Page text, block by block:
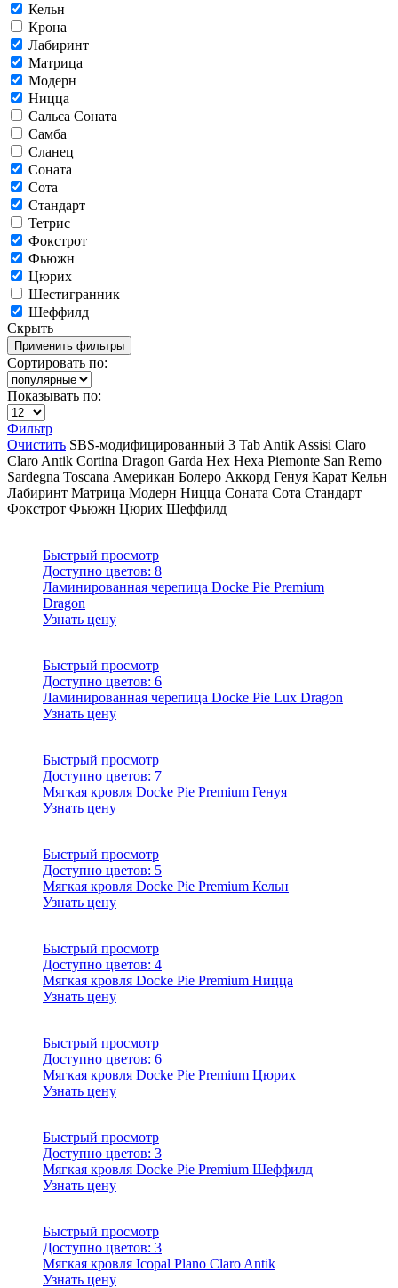
Кельн
Крона
Лабиринт
Матрица
Модерн
Ницца
Сальса Соната
Самба
Сланец
Соната
Сота
Стандарт
Тетрис
Фокстрот
Фьюжн
Цюрих
Шестигранник
Шеффилд
Скрыть
Сортировать по:
Показывать по:
Фильтр
Очистить SBS-модифицированный 3 Tab Antik Assisi Claro
Claro Antik Cortina Dragon Garda Hex Hexa Piemonte San Remo
Sardegna Toscana Американ Болеро Аккорд Генуя Карат Кельн
Лабиринт Матрица Модерн Ницца Соната Сота Стандарт
Фокстрот Фьюжн Цюрих Шеффилд
Быстрый просмотр
Доступно цветов: 8
Ламинированная черепица Docke Pie Premium
Dragon
Узнать цену
Быстрый просмотр
Доступно цветов: 6
Ламинированная черепица Docke Pie Lux Dragon
Узнать цену
Быстрый просмотр
Доступно цветов: 7
Мягкая кровля Docke Pie Premium Генуя
Узнать цену
Быстрый просмотр
Доступно цветов: 5
Мягкая кровля Docke Pie Premium Кельн
Узнать цену
Быстрый просмотр
Доступно цветов: 4
Мягкая кровля Docke Pie Premium Ницца
Узнать цену
Быстрый просмотр
Доступно цветов: 6
Мягкая кровля Docke Pie Premium Цюрих
Узнать цену
Быстрый просмотр
Доступно цветов: 3
Мягкая кровля Docke Pie Premium Шеффилд
Узнать цену
Быстрый просмотр
Доступно цветов: 3
Мягкая кровля Icopal Plano Claro Antik
Узнать цену